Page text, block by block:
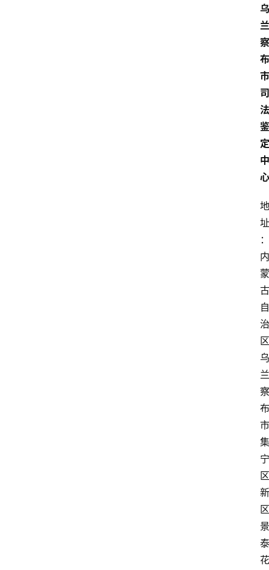
乌
兰
察
布
市
司
法
鉴
定
中
心
地
址
：
内
蒙
古
自
治
区
乌
兰
察
布
市
集
宁
区
新
区
景
泰
花